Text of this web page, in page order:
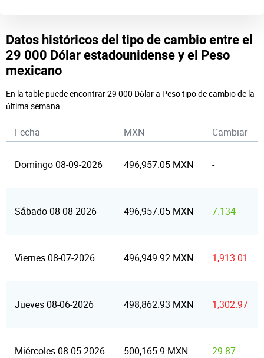
Datos históricos del tipo de cambio entre el
29 000 Dólar estadounidense y el Peso
mexicano
En la table puede encontrar 29 000 Dólar a Peso tipo de cambio de la
última semana.
Fecha MXN Cambiar
Domingo 08-09-2026 496,957.05 MXN -
Sábado 08-08-2026 496,957.05 MXN 7.134
Viernes 08-07-2026 496,949.92 MXN 1,913.01
Jueves 08-06-2026 498,862.93 MXN 1,302.97
Miércoles 08-05-2026 500,165.9 MXN 29.87